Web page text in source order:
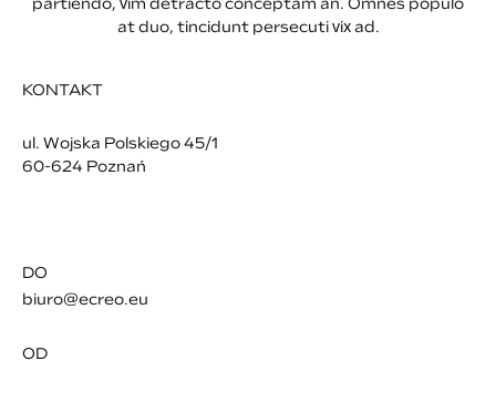
at duo, tincidunt persecuti vix ad.
KONTAKT
ul. Wojska Polskiego 45/1
60-624 Poznań
DO
biuro@ecreo.eu
OD